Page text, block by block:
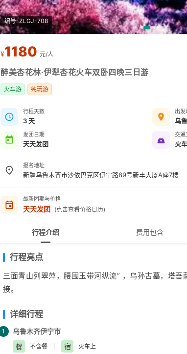
编号: ZLGJ-708
¥1180 元/人
醉美杏花林·伊犁杏花火车双卧四晚三日游
火车游 纯玩游
行程天数
3 天
出发
乌
发团日期
天天发团
交通
火
报名地址
新疆乌鲁木齐市沙依巴克区伊宁路89号新丰大厦A座7楼
最新团期与价格
天天发团 (点击查看价格日历)
行程介绍 费用包含
行程亮点
三面青山列翠萍，腰围玉带河纵流” ，乌孙古墓，塔
接。
详细行程
1 乌鲁木齐伊宁市
餐
不含餐 宿 火车上